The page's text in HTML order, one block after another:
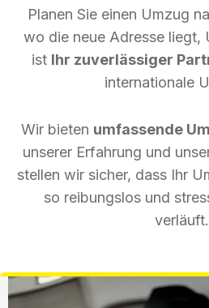
Planen Sie einen Umzug
wo die neue Adresse liegt,
ist Ihr zuverlässiger
internationale
Wir bieten umfassende
unserer Erfahrung und
stellen wir sicher, dass Ihr
so reibungslos und
verläuft.